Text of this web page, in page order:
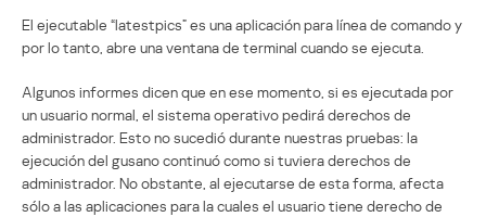
El ejecutable “latestpics” es una aplicación para línea de comando y
por lo tanto, abre una ventana de terminal cuando se ejecuta.
Algunos informes dicen que en ese momento, si es ejecutada por
un usuario normal, el sistema operativo pedirá derechos de
administrador. Esto no sucedió durante nuestras pruebas: la
ejecución del gusano continuó como si tuviera derechos de
administrador. No obstante, al ejecutarse de esta forma, afecta
sólo a las aplicaciones para la cuales el usuario tiene derecho de